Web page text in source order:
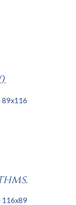
89x116
.
116x89